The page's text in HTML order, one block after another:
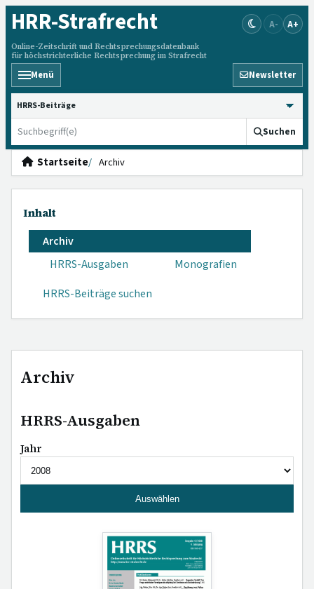
HRR-Strafrecht
Online-Zeitschrift und Rechtsprechungsdatenbank
für höchstrichterliche Rechtsprechung im Strafrecht
A- A+
Menü Newsletter
HRRS durchsuchen
Suchen
Startseite Archiv
Inhalt
Archiv
HRRS-Ausgaben
Monografien
HRRS-Beiträge suchen
Archiv
HRRS-Ausgaben
Jahr
Auswählen